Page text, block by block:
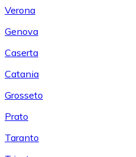
Verona
Genova
Caserta
Catania
Grosseto
Prato
Taranto